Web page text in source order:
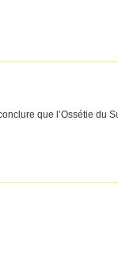
que l’Ossétie du